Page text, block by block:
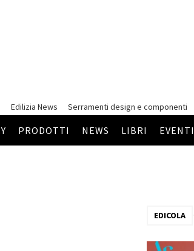
Edilizia News Serramenti design e componenti
PRODOTTI NEWS LIBRI EVENTI
EDICOLA